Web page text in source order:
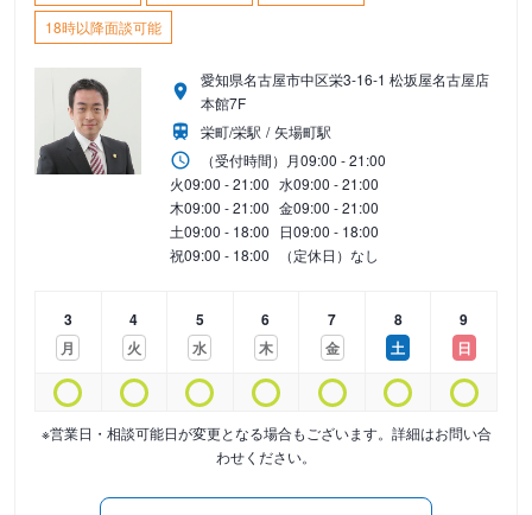
18時以降面談可能
愛知県名古屋市中区栄3-16-1 松坂屋名古屋店
本館7F
栄町/栄駅
矢場町駅
（受付時間） 月09:00 - 21:00
火09:00 - 21:00 水09:00 - 21:00
木09:00 - 21:00 金09:00 - 21:00
土09:00 - 18:00 日09:00 - 18:00
祝09:00 - 18:00 （定休日）なし
3
月
4
火
5
水
6
木
7
金
8
土
9
日
※営業日・相談可能日が変更となる場合もございます。詳細はお問い合
わせください。